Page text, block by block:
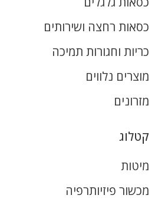
כסאות רחצה ושירותים
כריות וחגורות תמיכה
מוצרים נלווים
מזרונים
קטלוג
מיטות
מכשור פיזיותרפיה